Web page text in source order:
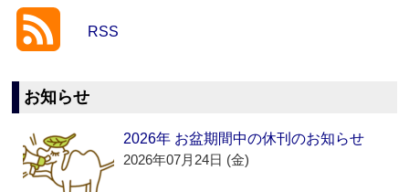
RSS
お知らせ
2026年 お盆期間中の休刊のお知らせ
2026年07月24日 (金)